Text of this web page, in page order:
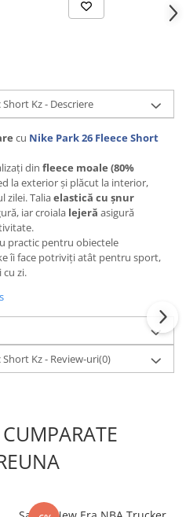
Kz - Descriere
cu Nike Park 26 Fleece Short
din fleece moale (80%
la exterior și plăcut la interior,
zilei. Taliaelastică cu șnur
iar croiala lejeră asigură
practic pentru obiectele
îi face potriviți atât pentru sport,
zi.
Kz - Review-uri(0)